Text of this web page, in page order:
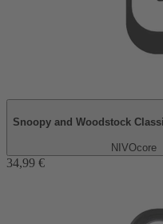
Snoopy and Woodstock
NIVOcore
34,99 €